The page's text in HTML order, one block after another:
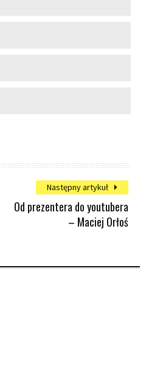
Następny artykuł
Od prezentera do youtubera
– Maciej Orłoś